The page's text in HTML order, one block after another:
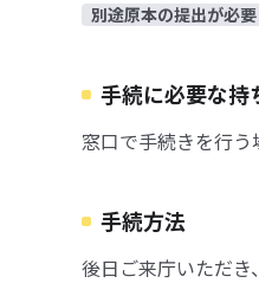
別途原本の提出が必要
手続に必要な持
窓口で手続きを行う
手続方法
後日ご来庁いただ